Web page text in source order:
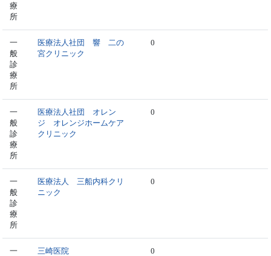
療
所
一
般
診
療
所
医療法人社団 響 二の
宮クリニック
0
一
般
診
療
所
医療法人社団 オレン
ジ オレンジホームケア
クリニック
0
一
般
診
療
所
医療法人 三船内科クリ
ニック
0
一
三崎医院 0